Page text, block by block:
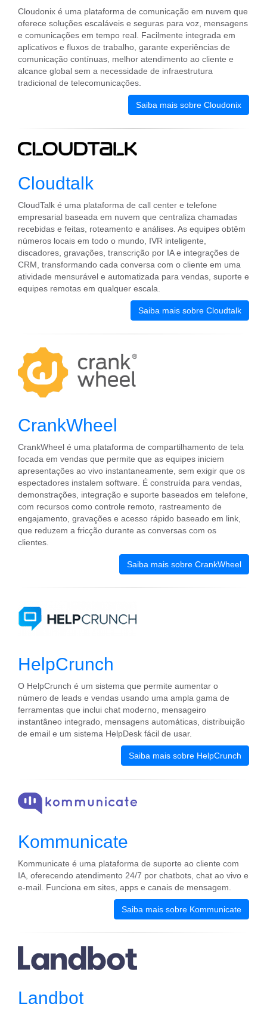
Cloudonix é uma plataforma de comunicação em nuvem que
oferece soluções escaláveis e seguras para voz, mensagens
e comunicações em tempo real. Facilmente integrada em
aplicativos e fluxos de trabalho, garante experiências de
comunicação contínuas, melhor atendimento ao cliente e
alcance global sem a necessidade de infraestrutura
tradicional de telecomunicações.
Saiba mais sobre Cloudonix
Cloudtalk
CloudTalk é uma plataforma de call center e telefone
empresarial baseada em nuvem que centraliza chamadas
recebidas e feitas, roteamento e análises. As equipes obtêm
números locais em todo o mundo, IVR inteligente,
discadores, gravações, transcrição por IA e integrações de
CRM, transformando cada conversa com o cliente em uma
atividade mensurável e automatizada para vendas, suporte e
equipes remotas em qualquer escala.
Saiba mais sobre Cloudtalk
CrankWheel
CrankWheel é uma plataforma de compartilhamento de tela
focada em vendas que permite que as equipes iniciem
apresentações ao vivo instantaneamente, sem exigir que os
espectadores instalem software. É construída para vendas,
demonstrações, integração e suporte baseados em telefone,
com recursos como controle remoto, rastreamento de
engajamento, gravações e acesso rápido baseado em link,
que reduzem a fricção durante as conversas com os
clientes.
Saiba mais sobre CrankWheel
HelpCrunch
O HelpCrunch é um sistema que permite aumentar o
número de leads e vendas usando uma ampla gama de
ferramentas que inclui chat moderno, mensageiro
instantâneo integrado, mensagens automáticas, distribuição
de email e um sistema HelpDesk fácil de usar.
Saiba mais sobre HelpCrunch
Kommunicate
Kommunicate é uma plataforma de suporte ao cliente com
IA, oferecendo atendimento 24/7 por chatbots, chat ao vivo e
e-mail. Funciona em sites, apps e canais de mensagem.
Saiba mais sobre Kommunicate
Landbot